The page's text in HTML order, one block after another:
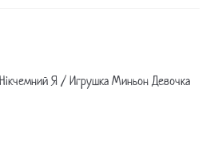
Нікчемний Я / Игрушка Миньон Девочка